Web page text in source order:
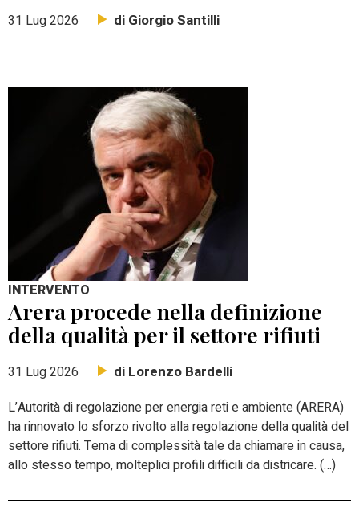
31 Lug 2026 di Giorgio Santilli
INTERVENTO
Arera procede nella definizione
della qualità per il settore rifiuti
31 Lug 2026 di Lorenzo Bardelli
L’Autorità di regolazione per energia reti e ambiente (ARERA)
ha rinnovato lo sforzo rivolto alla regolazione della qualità del
settore rifiuti. Tema di complessità tale da chiamare in causa,
allo stesso tempo, molteplici profili difficili da districare. (…)